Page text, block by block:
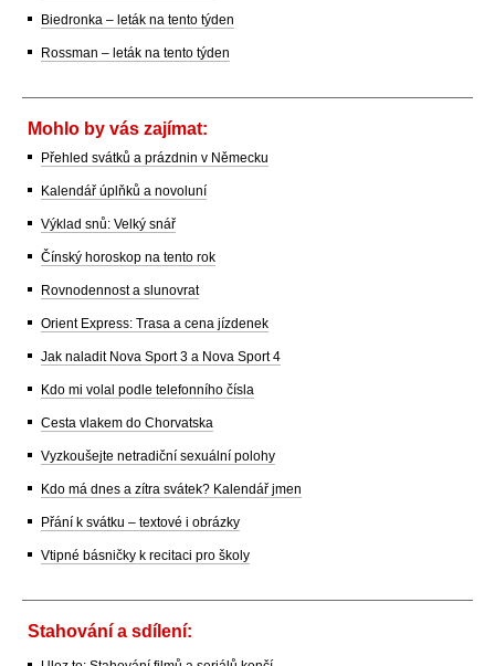
Biedronka – leták na tento týden
Rossman – leták na tento týden
Mohlo by vás zajímat:
Přehled svátků a prázdnin v Německu
Kalendář úplňků a novoluní
Výklad snů: Velký snář
Čínský horoskop na tento rok
Rovnodennost a slunovrat
Orient Express: Trasa a cena jízdenek
Jak naladit Nova Sport 3 a Nova Sport 4
Kdo mi volal podle telefonního čísla
Cesta vlakem do Chorvatska
Vyzkoušejte netradiční sexuální polohy
Kdo má dnes a zítra svátek? Kalendář jmen
Přání k svátku – textové i obrázky
Vtipné básničky k recitaci pro školy
Stahování a sdílení: